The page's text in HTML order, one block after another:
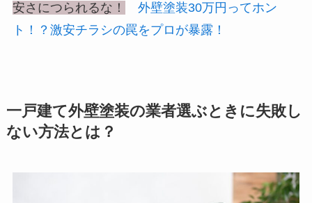
安さにつられるな！
外壁塗装30万円ってホン
ト！？激安チラシの罠をプロが暴露！
一戸建て外壁塗装の業者選ぶときに失敗し
ない方法とは？